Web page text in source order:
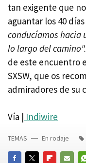
tan exigente que
aguantar los 40
conducíamos hacia
lo largo del camino".
de este encuentro
SXSW, que os
admiradores de su
Vía | Indiwire
TEMAS En rodaje